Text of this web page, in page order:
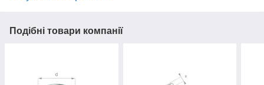
Подібні товари компанії